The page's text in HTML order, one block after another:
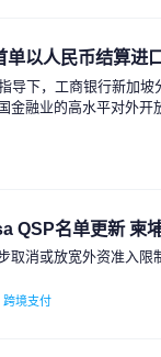
以人民币结算进
导下，工商银行新加
金融业的高水平对外
QSP名单更新 柬
取消或放宽外资准入
跨境支付